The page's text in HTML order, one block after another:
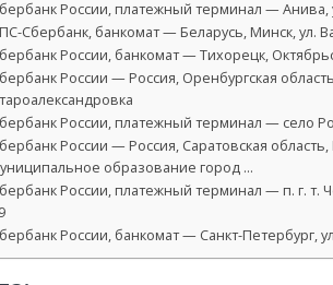
России, платежный терминал — Анива,
Сбербанк, банкомат — Беларусь, Минск, ул.
России, банкомат — Тихорецк,
России — Россия, Оренбургская
России, платежный терминал — село
России — Россия, Саратовская область,
образование город …
России, платежный терминал — п. г. т.
России, банкомат — Санкт-Петербург,